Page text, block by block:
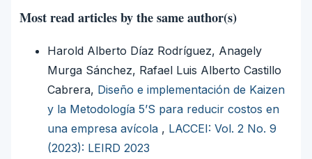
Most read articles by the same author(s)
Harold Alberto Díaz Rodríguez, Anagely
Murga Sánchez, Rafael Luis Alberto Castillo
Cabrera, Diseño e implementación de Kaizen
y la Metodología 5’S para reducir costos en
una empresa avícola , LACCEI: Vol. 2 No. 9
(2023): LEIRD 2023